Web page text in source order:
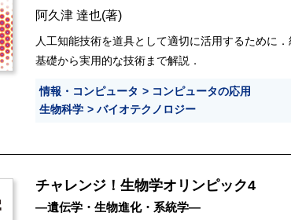
阿久津 達也(著)
人工知能技術を道具として適切に活用するために
基礎から実用的な技術まで解説．
情報・コンピュータ
コンピュータの応用
生物科学
バイオテクノロジー
チャレンジ！生物学オリンピック4
―遺伝学・生物進化・系統学―